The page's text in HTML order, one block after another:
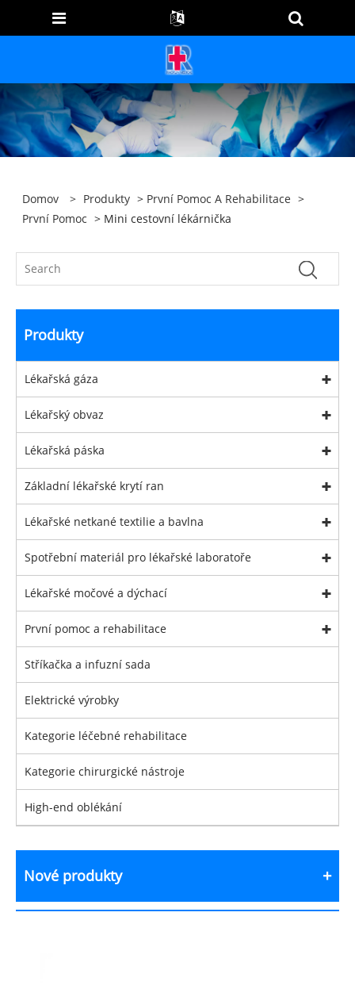
Domov > Produkty > První Pomoc A Rehabilitace >
První Pomoc > Mini cestovní lékárnička
Produkty
Lékařská gáza
Lékařský obvaz
Lékařská páska
Základní lékařské krytí ran
Lékařské netkané textilie a bavlna
Spotřební materiál pro lékařské laboratoře
Lékařské močové a dýchací
První pomoc a rehabilitace
Stříkačka a infuzní sada
Elektrické výrobky
Kategorie léčebné rehabilitace
Kategorie chirurgické nástroje
High-end oblékání
Nové produkty